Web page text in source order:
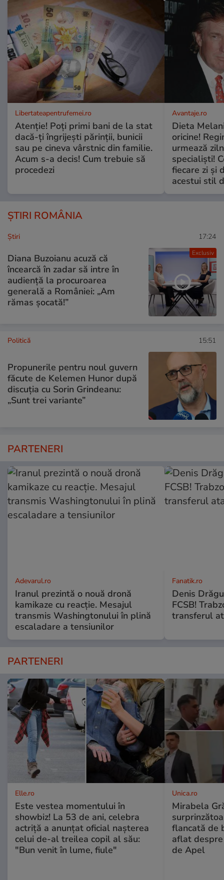
Libertateapentrufemei.ro
Atenție! Poți primi bani de la stat
dacă-ți îngrijești părinții, bunicii
sau pe cineva vârstnic din familie.
Acum s-a decis! Cum trebuie să
procedezi
Avantaje.ro
Dieta
oricine!
urmează
specialiști!
fiecare zi și
acestui stil
ȘTIRI ROMÂNIA
Exclusiv
Ştiri 17:24
Diana Buzoianu acuză că
încearcă în zadar să intre în
audiență la procuroarea
generală a României: „Am
rămas șocată!”
Politică 15:51
Propunerile pentru noul guvern
făcute de Kelemen Hunor după
discuția cu Sorin Grindeanu:
„Sunt trei variante”
PARTENERI
Adevarul.ro
Iranul prezintă o nouă dronă
kamikaze cu reacție. Mesajul
transmis Washingtonului în plină
escaladare a tensiunilor
Fanatik.ro
Denis
FCSB!
transferul
PARTENERI
Elle.ro
Este vestea momentului în
showbiz! La 53 de ani, celebra
actriță a anunțat oficial nașterea
celui de-al treilea copil al său:
"Bun venit în lume, fiule"
Unica.ro
Mirabela
flancată de
aflat
de Apel